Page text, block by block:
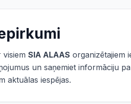
visiem SIA ALAAS organizētajiem
un saņemiet informāciju
aktuālas iespējas.